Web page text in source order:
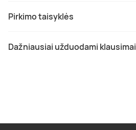
Pirkimo taisyklės
Dažniausiai užduodami klausimai